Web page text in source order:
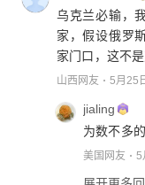
乌克兰必输，
家，假设俄罗
家门口，这不
山西网友 5月25
jialing
为数不多
美国网友 5